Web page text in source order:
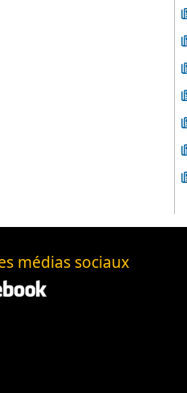
médias sociaux